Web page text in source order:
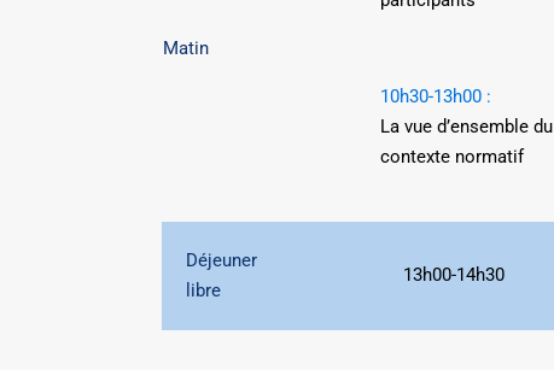
Matin
10h30-13h00 :
La vue d’ensemble du
contexte normatif
Déjeuner
libre
13h00-14h30